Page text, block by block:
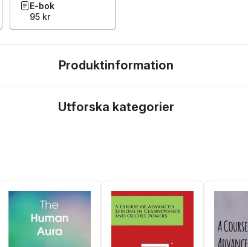
E-bok
95 kr
Produktinformation
Utforska kategorier